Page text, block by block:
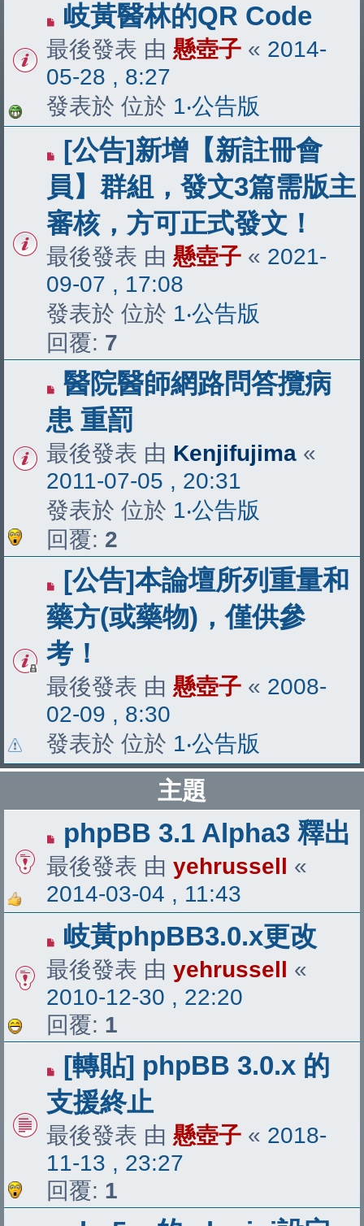
岐黃醫林的QR Code
最後發表 由 懸壺子 « 2014-
05-28 , 8:27
發表於 位於 1‧公告版
[公告]新增【新註冊會
員】群組，發文3篇需版主
審核，方可正式發文！
最後發表 由 懸壺子 « 2021-
09-07 , 17:08
發表於 位於 1‧公告版
回覆: 7
醫院醫師網路問答攬病
患 重罰
最後發表 由 Kenjifujima «
2011-07-05 , 20:31
發表於 位於 1‧公告版
回覆: 2
[公告]本論壇所列重量和
藥方(或藥物)，僅供參
考！
最後發表 由 懸壺子 « 2008-
02-09 , 8:30
發表於 位於 1‧公告版
主題
phpBB 3.1 Alpha3 釋出
最後發表 由 yehrussell «
2014-03-04 , 11:43
岐黃phpBB3.0.x更改
最後發表 由 yehrussell «
2010-12-30 , 22:20
回覆: 1
[轉貼] phpBB 3.0.x 的
支援終止
最後發表 由 懸壺子 « 2018-
11-13 , 23:27
回覆: 1